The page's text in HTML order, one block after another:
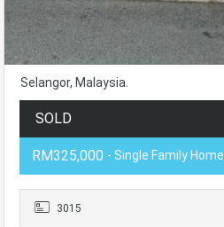
Selangor, Malaysia.
SOLD
RM325,000 - Single Family Home
3015